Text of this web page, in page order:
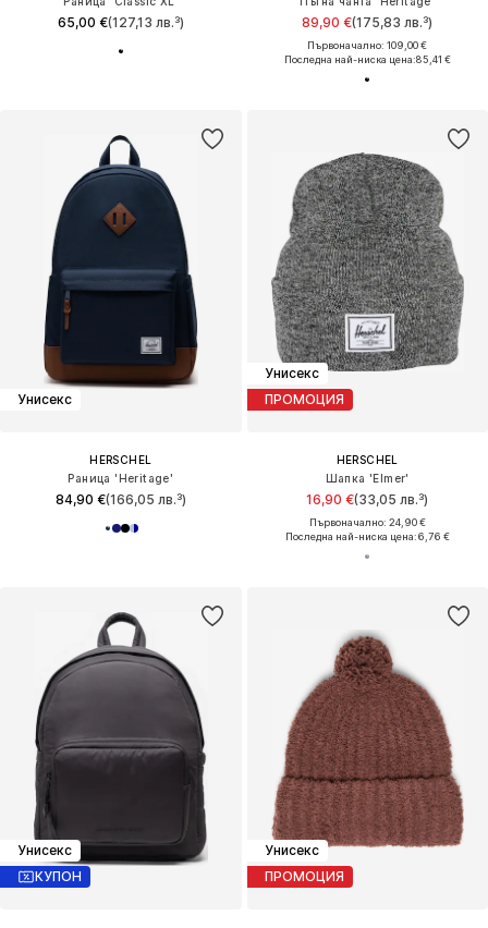
65,00 €(127,13 лв.³) 89,90 €(175,83 лв.³)
Първоначално: 109,00 €
Последна най-ниска цена:85,41 €
Унисекс
HERSCHEL
Раница 'Heritage'
84,90 €(166,05 лв.³)
Унисекс
ПРОМОЦИЯ
HERSCHEL
Шапка 'Elmer'
16,90 €(33,05 лв.³)
Първоначално: 24,90 €
Последна най-ниска цена:6,76 €
Унисекс
КУПОН
Унисекс
ПРОМОЦИЯ